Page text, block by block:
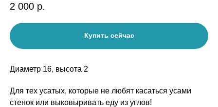
2 000 р.
Купить сейчас
Диаметр 16, высота 2
Для тех усатых, которые не любят касаться усами
стенок или выковыривать еду из углов!